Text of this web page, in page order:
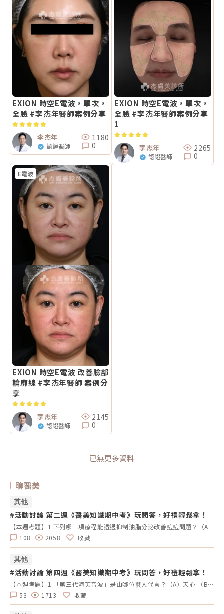
EXION 時空E電波，單次，
全臉 #李杰年醫師案例分享
李杰年
認證醫師
1180
0
E電波
EXION 時空E電波 改善臉部
輪廓線 #李杰年醫師 案例分
享
李杰年
認證醫師
2145
0
EXION 時空E電波，單次，
全臉 #李杰年醫師案例分享
1
李杰年
認證醫師
2265
0
已無更多資料
聊醫美
其他
#活動討論 第二週《醫美知識期中考》玩問答，好禮輕鬆拿！
【本週考題】1.下列哪一項療程能透過抑制油脂分泌改善痘痘問題？（A）藍雷射 （B）女王電波 （C）索夫波 （D）翡翠電波2.源自於西班牙，是皇室與歐美名流、運動明星的最愛，屬於非侵入式、無痛的電波技術，擁有12項專利並榮獲多國FDA認證。廣泛應用於醫美、術後恢復、運動醫學、物理治療及體態管理等多個領域。請問是哪一項療程名稱？（A）英特波 （B）索夫波 （C）鳳凰電波 （D）Z音波3.Oligio玩美電波的作用原理是屬於哪一項科技？（A）單極電波 （B）雙極電波 （C）多極電波 （D）微針電波4.玻尿酸填充可以用於改善哪些問題？（A）臉部組織流失 （B）膚色不均 （C）毛孔粗大 （D）動態紋路5.林志玲代言的醫美療程是？（A）Emsculpt NEO 熱磁減脂 （B）EMBODY核心美力 （C）十倍電波 （D）矽谷電波【本週活動時間】8/26（一）AM 09:00 - 9/4（三）PM 23:59【活動獎勵】《LINE POINTS 50點》抽10名會員【活動方式】 活動期間每週一AM09:00將在活動討論區釋出5道醫美問題。 於每週日23:59回覆截止，經核對皆符合活動規範，將於次週一抽出得獎者、發放獎勵。 若經查詢發佈無意義的回文，則喪失抽獎、獲獎資格。例如：非主題回覆、未完整回覆等。 每位會員在當週僅限參與問答乙次。 若當週獲獎的會員帳號，次週仍可參與問答和抽獎。 連續4週皆有參與問答者，不論答案是否正確，皆可參加抽「LINE POINTS 100點」。 每週一會於對應的活動討論區最下方公布得獎會員，請獲獎者務必加入「醫美圈圈官方LINE」以利獎勵發放。【回文範例】1.近期李英愛代言的醫美療程名稱？（A）Z音波（B）十倍電波 （C）精靈電波2.BTL EMFACE中文療程名稱？（A）菲斯波（B）時空E電波3.EMBODY其中療程效果是減脂嗎？（A）是 （B）否4.有小鳳凰之稱的是什麼？（A）玩美電波（B）索夫波 （C）翡翠電波5.玩美電波是由哪位藝人代言？（A）小S （B）隋棠（C）梁詠琪回文範例：Z音波，菲斯波，是，玩美電波，小S※請依照上述回覆格式，以避免混亂。《第二週活動延長公告》親愛的醫美圈圈會員 您好：由於週末有部分會員反映官網討論區出現異常，導致無法正常參與活動留言， 為了確保每位會員都有充分的參與機會，我們決定將第二週活動留言截止日 延長至9/4（三）23:59截止。尚未參與第二週活動的會員，請把握延長的活動時間。 此外，第二週獲獎會員也延至9/5(四)抽出。 造成不便敬請見諒，並感謝各位會員對活動的支持。第二週的正確答案如下：藍雷射，英特波，單極電波，臉部組織流失，Emsculpt NEO 熱磁減脂。第三週活動已開始，請欲參與的會員可前往活動討論區回覆留言↓第三週《醫美知識期中考》
108
2058 收藏
其他
#活動討論 第四週《醫美知識期中考》玩問答，好禮輕鬆拿！
【本週考題】1.「第三代海芙音波」是由哪位藝人代言？（A）天心 （B）陳美鳳 （C）蕭薔 （D）蔡淑臻2.PRP療法的全名是什麼？（A）皮膚再生療法 （B）自體脂肪填充 （C）高濃度血小板血漿療法 （D）增肌減脂3.下列哪3種療程用來提升臉部輪廓線條有幫助？（A）電波拉皮 （B）肉毒桿菌素 （C）玻尿酸 （D）水光針4.以下哪個品牌的玻尿酸在市場上有「隱形玻尿酸」的稱號？（A）仙女玻尿酸 （B）瑞絲朗 （C）喬雅登 （D）緹奧希5.以下哪個針劑品牌來自韓國？（A）4D舒顏萃 （B）洢蓮絲 （C）喬雅登（D）喬雅露【本週活動時間】9/9(一)AM09:00-9/15 PM23:59(日)【活動獎勵】《LINE POINTS 50點》抽10名會員【活動方式】1.活動期間每週一AM09:00將在活動討論區釋出5道醫美問題。2.於每週日23:59回覆截止，經核對皆符合活動規範，將於次週一抽出得獎者、發放獎勵。3.若經查詢發佈無意義的回文，則喪失抽獎、獲獎資格。例如：非主題回覆、未完整回覆等。4.每位會員在當週僅限參與問答乙次。5.若當週獲獎的會員帳號，次週仍可參與問答和抽獎。6.連續4週皆有參與問答者，不論答案是否正確，皆可參加抽「LINE POINTS 100點」。7.每週一會於對應的活動討論區最下方公布得獎會員，請獲獎者務必加入「醫美圈圈官方LINE」以利獎勵發放。【回文範例】1.近期李英愛代言的醫美療程名稱？（A）Z音波（B）十倍電波 （C）精靈電波2.BTL EMFACE中文療程名稱？（A）菲斯波（B）時空E電波3.EMBODY其中療程效果是減脂嗎？（A）是 （B）否4.有小鳳凰之稱的是什麼？（A）玩美電波（B）索夫波 （C）翡翠電波5.玩美電波是由哪位藝人代言？（A）小S （B）隋棠（C）梁詠琪回文範例：Z音波，菲斯波，是，玩美電波，小S※請依照上述回覆格式，以避免混亂。第四週的正確答案如下：蔡淑臻，高濃度血小板血漿療法，電波拉皮、肉毒桿菌素、玻尿酸，緹奧希，喬雅露
53
1713 收藏